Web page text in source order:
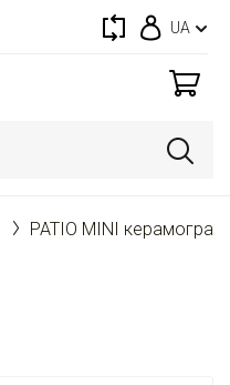
UA
PATIO MINI